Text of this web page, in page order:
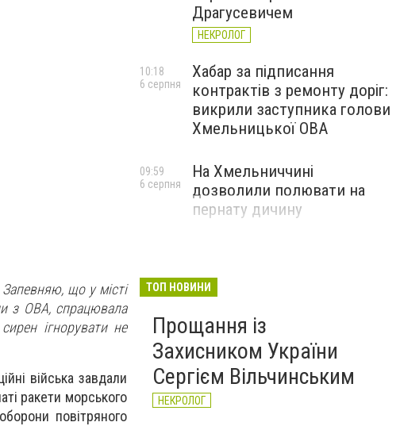
що у місті
з ОВА, спрацювала
ігнорувати не
війська завдали
ракети морського
повітряного
Драгусевичем
НЕКРОЛОГ
Хабар за підписання
контрактів з ремонту доріг:
викрили заступника голови
Хмельницької ОВА
10:18
6 серпня
На Хмельниччині
дозволили полювати на
пернату дичину
09:59
6 серпня
ТОП НОВИНИ
Прощання із
Захисником України
Сергієм Вільчинським
НЕКРОЛОГ